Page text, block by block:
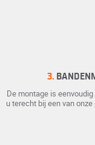
3.
De montage is
u terecht bij een van